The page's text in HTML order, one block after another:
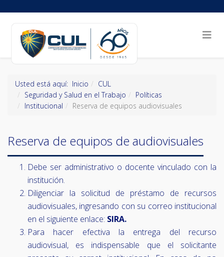
Usted está aquí: Inicio
CUL
Seguridad y Salud en el Trabajo
Políticas
Institucional
Reserva de equipos audiovisuales
Reserva de equipos de audiovisuales
Debe ser administrativo o docente vinculado con la
institución.
Diligenciar la solicitud de préstamo de recursos
audiovisuales, ingresando con su correo institucional
en el siguiente enlace: SIRA.
Para hacer efectiva la entrega del recurso
audiovisual, es indispensable que el solicitante